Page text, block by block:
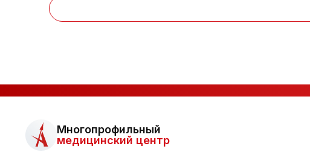
Многопрофильный
медицинский центр